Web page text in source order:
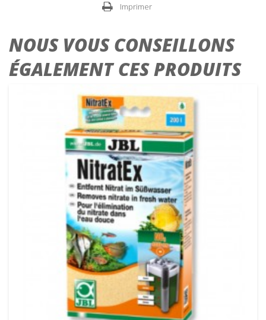
Imprimer
NOUS VOUS CONSEILLONS
ÉGALEMENT CES PRODUITS